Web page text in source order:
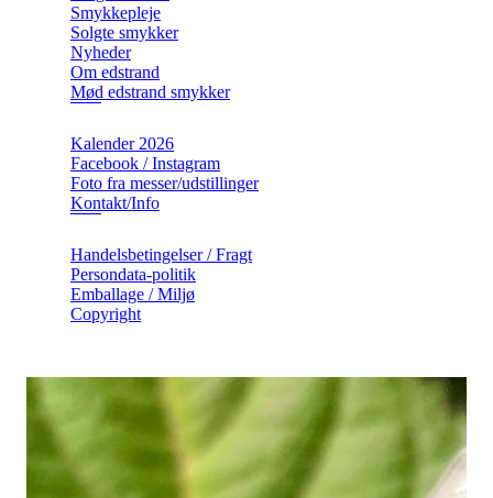
Smykkepleje
Solgte smykker
Nyheder
Om edstrand
Mød edstrand smykker
Kalender 2026
Facebook / Instagram
Foto fra messer/udstillinger
Kontakt/Info
Handelsbetingelser / Fragt
Persondata-politik
Emballage / Miljø
Copyright